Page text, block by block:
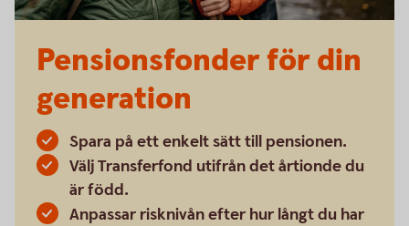
Pensionsfonder för din
generation
Spara på ett enkelt sätt till pensionen.
Välj Transferfond utifrån det årtionde du
är född.
Anpassar risknivån efter hur långt du har